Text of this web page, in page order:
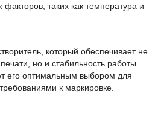
таких как температура и
который обеспечивает не
но и стабильность работы
его оптимальным выбором для
к маркировке.